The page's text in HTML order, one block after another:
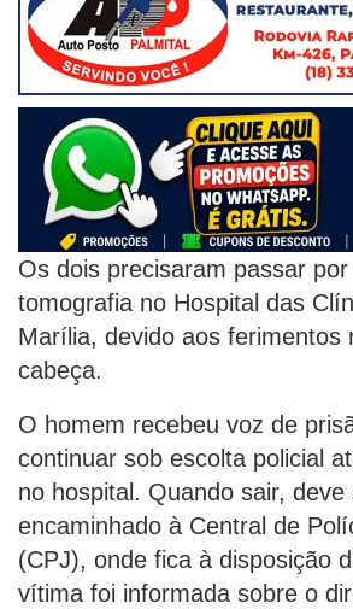
Os dois precisaram passar
tomografia no Hospital das
Marília, devido aos ferimentos
cabeça.
O homem recebeu voz de
continuar sob escolta policial
no hospital. Quando sair, deve
encaminhado à Central de
(CPJ), onde fica à disposição
vítima foi informada sobre o